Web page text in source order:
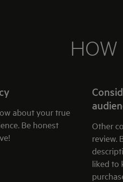
about your true
Be honest
Other
review.
liked to